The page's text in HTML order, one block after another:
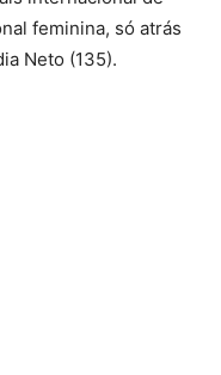
feminina, só atrás
Neto (135).